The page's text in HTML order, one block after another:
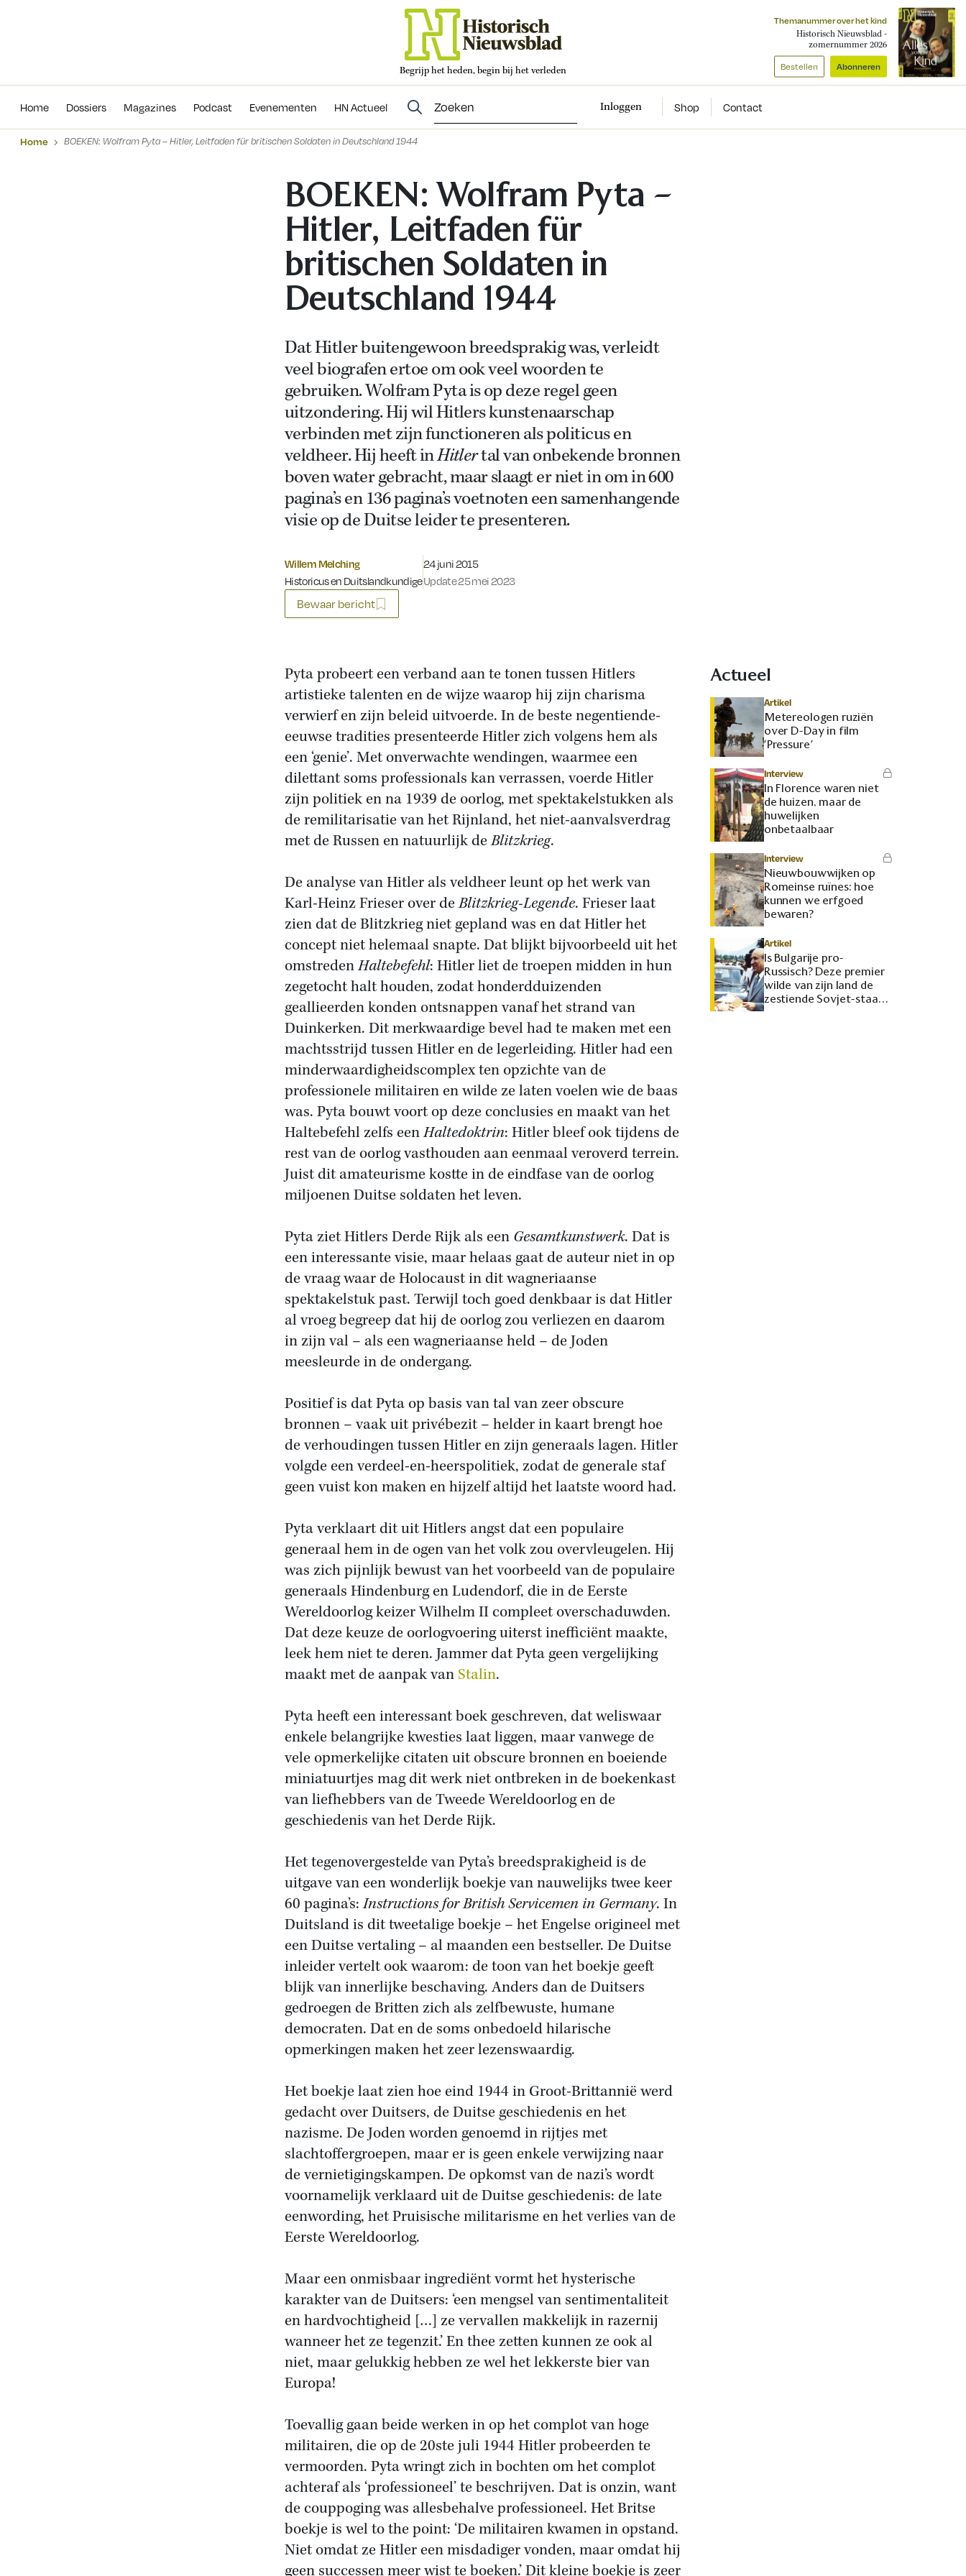
Begrijp het heden, begin bij het verleden
Themanummer over het kind
Historisch Nieuwsblad -
zomernummer 2026
Bestellen Abonneren
Home Dossiers Magazines Podcast Evenementen HN Actueel Inloggen Shop Contact
Evenementen
Home BOEKEN: Wolfram Pyta – Hitler, Leitfaden für britischen Soldaten in Deutschland 1944
BOEKEN: Wolfram Pyta –
Hitler, Leitfaden für
britischen Soldaten in
Deutschland 1944
Dat Hitler buitengewoon breedsprakig was, verleidt
veel biografen ertoe om ook veel woorden te
gebruiken. Wolfram Pyta is op deze regel geen
uitzondering. Hij wil Hitlers kunstenaarschap
verbinden met zijn functioneren als politicus en
veldheer. Hij heeft inHitlertal van onbekende bronnen
boven water gebracht, maar slaagt er niet in om in 600
pagina’s en 136 pagina’s voetnoten een samenhangende
visie op de Duitse leider te presenteren.
Willem Melching
Historicus en Duitslandkundige
Gepubliceerd op:
24 juni 2015
Update 25 mei 2023
Bewaar bericht
Pyta probeert een verband aan te tonen tussen Hitlers
artistieke talenten en de wijze waarop hij zijn charisma
verwierf en zijn beleid uitvoerde. In de beste negentiende-
eeuwse tradities presenteerde Hitler zich volgens hem als
een ‘genie’. Met onverwachte wendingen, waarmee een
dilettant soms professionals kan verrassen, voerde Hitler
zijn politiek en na 1939 de oorlog, met spektakelstukken als
de remilitarisatie van het Rijnland, het niet-aanvalsverdrag
met de Russen en natuurlijk deBlitzkrieg.
De analyse van Hitler als veldheer leunt op het werk van
Karl-Heinz Frieser over deBlitzkrieg-Legende. Frieser laat
zien dat de Blitzkrieg niet gepland was en dat Hitler het
concept niet helemaal snapte. Dat blijkt bijvoorbeeld uit het
omstredenHaltebefehl: Hitler liet de troepen midden in hun
zegetocht halt houden, zodat honderdduizenden
geallieerden konden ontsnappen vanaf het strand van
Duinkerken. Dit merkwaardige bevel had te maken met een
machtsstrijd tussen Hitler en de legerleiding. Hitler had een
minderwaardigheidscomplex ten opzichte van de
professionele militairen en wilde ze laten voelen wie de baas
was. Pyta bouwt voort op deze conclusies en maakt van het
Haltebefehl zelfs eenHaltedoktrin: Hitler bleef ook tijdens de
rest van de oorlog vasthouden aan eenmaal veroverd terrein.
Juist dit amateurisme kostte in de eindfase van de oorlog
miljoenen Duitse soldaten het leven.
Pyta ziet Hitlers Derde Rijk als een Gesamtkunstwerk. Dat is
een interessante visie, maar helaas gaat de auteur niet in op
de vraag waar de Holocaust in dit wagneriaanse
spektakelstuk past. Terwijl toch goed denkbaar is dat Hitler
al vroeg begreep dat hij de oorlog zou verliezen en daarom
in zijn val – als een wagneriaanse held – de Joden
meesleurde in de ondergang.
Positief is dat Pyta op basis van tal van zeer obscure
bronnen – vaak uit privébezit – helder in kaart brengt hoe
de verhoudingen tussen Hitler en zijn generaals lagen. Hitler
volgde een verdeel-en-heerspolitiek, zodat de generale staf
geen vuist kon maken en hijzelf altijd het laatste woord had.
Pyta verklaart dit uit Hitlers angst dat een populaire
generaal hem in de ogen van het volk zou overvleugelen. Hij
was zich pijnlijk bewust van het voorbeeld van de populaire
generaals Hindenburg en Ludendorf, die in de Eerste
Wereldoorlog keizer Wilhelm II compleet overschaduwden.
Dat deze keuze de oorlogvoering uiterst inefficiënt maakte,
leek hem niet te deren. Jammer dat Pyta geen vergelijking
maakt met de aanpak van Stalin.
Pyta heeft een interessant boek geschreven, dat weliswaar
enkele belangrijke kwesties laat liggen, maar vanwege de
vele opmerkelijke citaten uit obscure bronnen en boeiende
miniatuurtjes mag dit werk niet ontbreken in de boekenkast
van liefhebbers van de Tweede Wereldoorlog en de
geschiedenis van het Derde Rijk.
Het tegenovergestelde van Pyta’s breedsprakigheid is de
uitgave van een wonderlijk boekje van nauwelijks twee keer
60 pagina’s:Instructions for British Servicemen in Germany. In
Duitsland is dit tweetalige boekje – het Engelse origineel met
een Duitse vertaling – al maanden een bestseller. De Duitse
inleider vertelt ook waarom: de toon van het boekje geeft
blijk van innerlijke beschaving. Anders dan de Duitsers
gedroegen de Britten zich als zelfbewuste, humane
democraten. Dat en de soms onbedoeld hilarische
opmerkingen maken het zeer lezenswaardig.
Het boekje laat zien hoe eind 1944 in Groot-Brittannië werd
gedacht over Duitsers, de Duitse geschiedenis en het
nazisme. De Joden worden genoemd in rijtjes met
slachtoffergroepen, maar er is geen enkele verwijzing naar
de vernietigingskampen. De opkomst van de nazi’s wordt
voornamelijk verklaard uit de Duitse geschiedenis: de late
eenwording, het Pruisische militarisme en het verlies van de
Eerste Wereldoorlog.
Maar een onmisbaar ingrediënt vormt het hysterische
karakter van de Duitsers: ‘een mengsel van sentimentaliteit
en hardvochtigheid […] ze vervallen makkelijk in razernij
wanneer het ze tegenzit.’ En thee zetten kunnen ze ook al
niet, maar gelukkig hebben ze wel het lekkerste bier van
Europa!
Toevallig gaan beide werken in op het complot van hoge
militairen, die op de 20ste juli 1944 Hitler probeerden te
vermoorden. Pyta wringt zich in bochten om het complot
achteraf als ‘professioneel’ te beschrijven. Dat is onzin, want
de couppoging was allesbehalve professioneel. Het Britse
boekje is wel to the point: ‘De militairen kwamen in opstand.
Niet omdat ze Hitler een misdadiger vonden, maar omdat hij
geen successen meer wist te boeken.’ Dit kleine boekje is zeer
Actueel
Artikel
Metereologen ruziën
over D-Day in film
‘Pressure’
Interview
In Florence waren niet
de huizen, maar de
huwelijken
onbetaalbaar
Interview
Nieuwbouwwijken op
Romeinse ruïnes: hoe
kunnen we erfgoed
bewaren?
Artikel
Is Bulgarije pro-
Russisch? Deze premier
wilde van zijn land de
zestiende Sovjet-staat
maken